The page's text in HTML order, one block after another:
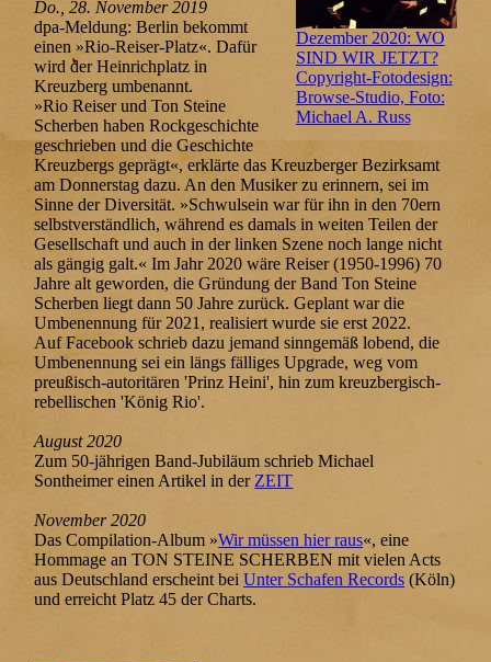
Dezember 2020: WO
SIND WIR JETZT?
Copyright-Fotodesign:
Browse-Studio, Foto:
Michael A. Russ
Do., 28. November 2019
dpa-Meldung: Berlin bekommt
einen »Rio-Reiser-Platz«. Dafür
wird der Heinrichplatz in
Kreuzberg umbenannt.
»Rio Reiser und Ton Steine
Scherben haben Rockgeschichte
geschrieben und die Geschichte
Kreuzbergs geprägt«, erklärte das Kreuzberger Bezirksamt
am Donnerstag dazu. An den Musiker zu erinnern, sei im
Sinne der Diversität. »Schwulsein war für ihn in den 70ern
selbstverständlich, während es damals in weiten Teilen der
Gesellschaft und auch in der linken Szene noch lange nicht
als gängig galt.« Im Jahr 2020 wäre Reiser (1950-1996) 70
Jahre alt geworden, die Gründung der Band Ton Steine
Scherben liegt dann 50 Jahre zurück. Geplant war die
Umbenennung für 2021, realisiert wurde sie erst 2022.
Auf Facebook schrieb dazu jemand sinngemäß lobend, die
Umbenennung sei ein längs fälliges Upgrade, weg vom
preußisch-autoritären 'Prinz Heini', hin zum kreuzbergisch-
rebellischen 'König Rio'.
August 2020
Zum 50-jährigen Band-Jubiläum schrieb Michael
Sontheimer einen Artikel in der ZEIT
November 2020
Das Compilation-Album »Wir müssen hier raus«, eine
Hommage an TON STEINE SCHERBEN mit vielen Acts
aus Deutschland erscheint beiUnter Schafen Records (Köln)
und erreicht Platz 45 der Charts.